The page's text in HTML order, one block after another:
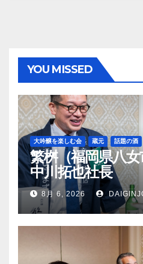
YOU MISSED
大吟醸を楽しむ会 蔵元 話題の酒
繁桝（福岡県八
中川拓也社長
8月 6, 2026